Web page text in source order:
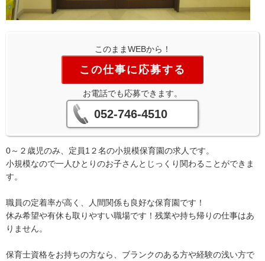
このままWEBから！
この仕事に応募する
お電話でも応募できます。
052-746-4510
0～２歳児のみ、定員1２名の小規模保育園の求人です。
小規模なので一人ひとりのお子さんとじっくり関わることができま
す。
職員の定着率が高く、人間関係も良好な保育園です！
休み希望や有休も取りやすい職場です！残業や持ち帰りの仕事はあ
りません。
保育士資格をお持ちの方なら、ブランクのある方や経験の浅い方で